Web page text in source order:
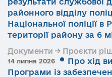
районного відділу
Національної поліції в
території району за 6
Документи → Проєкти
14 липня 2026
Про хід
Програми із